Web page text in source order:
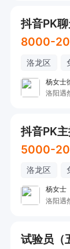
8000-
洛龙区
杨女士
洛阳遇
抖音PK
5000-
洛龙区
杨女士
洛阳遇
试验员（